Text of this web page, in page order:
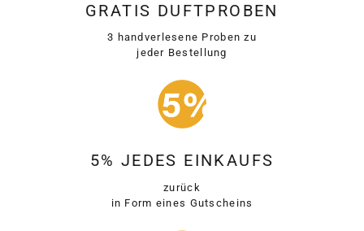
GRATIS DUFTPROBEN
3 handverlesene Proben zu
jeder Bestellung
5% JEDES EINKAUFS
zurück
in Form eines Gutscheins